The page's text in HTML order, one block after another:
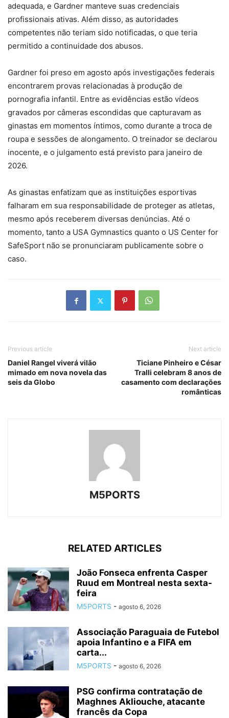
adequada, e Gardner manteve suas credenciais
profissionais ativas. Além disso, as autoridades
competentes não teriam sido notificadas, o que teria
permitido a continuidade dos abusos.
Gardner foi preso em agosto após investigações federais
encontrarem provas relacionadas à produção de
pornografia infantil. Entre as evidências estão vídeos
gravados por câmeras escondidas que capturavam as
ginastas em momentos íntimos, como durante a troca de
roupa e sessões de alongamento. O treinador se declarou
inocente, e o julgamento está previsto para janeiro de
2026.
As ginastas enfatizam que as instituições esportivas
falharam em sua responsabilidade de proteger as atletas,
mesmo após receberem diversas denúncias. Até o
momento, tanto a USA Gymnastics quanto o US Center for
SafeSport não se pronunciaram publicamente sobre o
caso.
Previous article
Daniel Rangel viverá vilão
mimado em nova novela das
seis da Globo
Next article
Ticiane Pinheiro e César
Tralli celebram 8 anos de
casamento com declarações
românticas
M5PORTS
RELATED ARTICLES
João Fonseca enfrenta Casper
Ruud em Montreal nesta sexta-
feira
M5PORTS - agosto 6, 2026
Associação Paraguaia de Futebol
apoia Infantino e a FIFA em
carta...
M5PORTS - agosto 6, 2026
PSG confirma contratação de
Maghnes Akliouche, atacante
francês da Copa